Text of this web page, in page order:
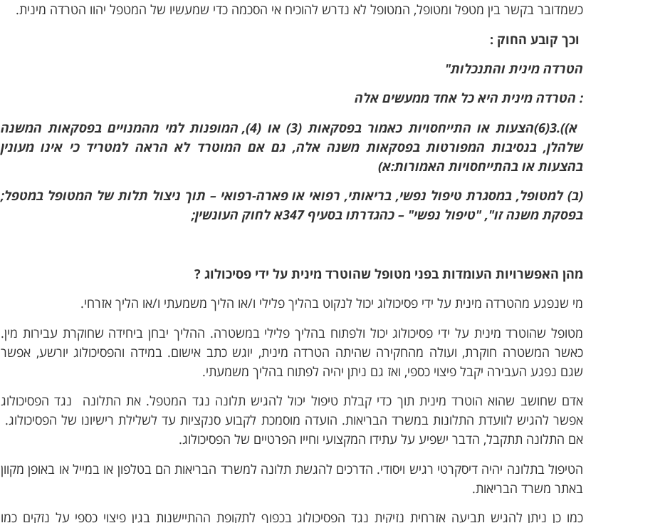
כשמדובר בקשר בין מטפל ומטופל, המטופל לא נדרש להוכיח אי הסכמה כדי שמעשיו של המטפל יהוו הטרדה מינית.
וכך קובע החוק :
הטרדה מינית והתנכלות"
: הטרדה מינית היא כל אחד ממעשים אלה
א)).3(6)הצעות או התייחסויות כאמור בפסקאות (3) או (4), המופנות למי מהמנויים בפסקאות המשנה
שלהלן, בנסיבות המפורטות בפסקאות משנה אלה, גם אם המוטרד לא הראה למטריד כי אינו מעונין
בהצעות או בהתייחסויות האמורות:א)
(ב) למטופל, במסגרת טיפול נפשי, בריאותי, רפואי או פארה-רפואי – תוך ניצול תלות של המטופל במטפל;
בפסקת משנה זו", "טיפול נפשי" – כהגדרתו בסעיף 347א לחוק העונשין;
מהן האפשרויות העומדות בפני מטופל שהוטרד מינית על ידי פסיכולוג ?
מי שנפגע מהטרדה מינית על ידי פסיכולוג יכול לנקוט בהליך פלילי ו/או הליך משמעתי ו/או הליך אזרחי.
מטופל שהוטרד מינית על ידי פסיכולוג יכול ולפתוח בהליך פלילי במשטרה. ההליך יבחן ביחידה שחוקרת עבירות מין.
כאשר המשטרה חוקרת, ועולה מהחקירה שהיתה הטרדה מינית, יוגש כתב אישום. במידה והפסיכולוג יורשע, אפשר
שגם נפגע העבירה יקבל פיצוי כספי, ואז גם ניתן יהיה לפתוח בהליך משמעתי.
אדם שחושב שהוא הוטרד מינית תוך כדי קבלת טיפול יכול להגיש תלונה נגד המטפל. את התלונה נגד הפסיכולוג
אפשר להגיש לוועדת התלונות במשרד הבריאות. הועדה מוסמכת לקבוע סנקציות עד לשלילת רישיונו של הפסיכולוג.
אם התלונה תתקבל, הדבר ישפיע על עתידו המקצועי וחייו הפרטיים של הפסיכולוג.
הטיפול בתלונה יהיה דיסקרטי רגיש ויסודי. הדרכים להגשת תלונה למשרד הבריאות הם בטלפון או במייל או באופן מקוון
באתר משרד הבריאות.
כמו כן ניתן להגיש תביעה אזרחית נזיקית נגד הפסיכולוג בכפוף לתקופת ההתיישנות בגין פיצוי כספי על נזקים כמו